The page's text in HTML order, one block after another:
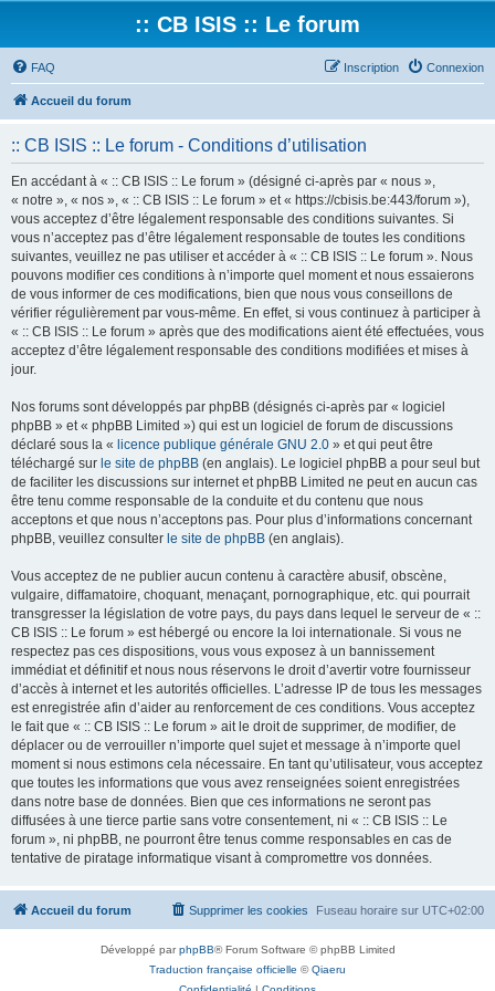
:: CB ISIS :: Le forum
FAQ Connexion
Inscription
Accueil du forum
:: CB ISIS :: Le forum - Conditions d’utilisation
En accédant à « :: CB ISIS :: Le forum » (désigné ci-après par « nous »,
« notre », « nos », « :: CB ISIS :: Le forum » et « https://cbisis.be:443/forum »),
vous acceptez d’être légalement responsable des conditions suivantes. Si
vous n’acceptez pas d’être légalement responsable de toutes les conditions
suivantes, veuillez ne pas utiliser et accéder à « :: CB ISIS :: Le forum ». Nous
pouvons modifier ces conditions à n’importe quel moment et nous essaierons
de vous informer de ces modifications, bien que nous vous conseillons de
vérifier régulièrement par vous-même. En effet, si vous continuez à participer à
« :: CB ISIS :: Le forum » après que des modifications aient été effectuées, vous
acceptez d’être légalement responsable des conditions modifiées et mises à
jour.
Nos forums sont développés par phpBB (désignés ci-après par « logiciel
phpBB » et « phpBB Limited ») qui est un logiciel de forum de discussions
déclaré sous la « licence publique générale GNU 2.0 » et qui peut être
téléchargé sur le site de phpBB (en anglais). Le logiciel phpBB a pour seul but
de faciliter les discussions sur internet et phpBB Limited ne peut en aucun cas
être tenu comme responsable de la conduite et du contenu que nous
acceptons et que nous n’acceptons pas. Pour plus d’informations concernant
phpBB, veuillez consulter le site de phpBB (en anglais).
Vous acceptez de ne publier aucun contenu à caractère abusif, obscène,
vulgaire, diffamatoire, choquant, menaçant, pornographique, etc. qui pourrait
transgresser la législation de votre pays, du pays dans lequel le serveur de « ::
CB ISIS :: Le forum » est hébergé ou encore la loi internationale. Si vous ne
respectez pas ces dispositions, vous vous exposez à un bannissement
immédiat et définitif et nous nous réservons le droit d’avertir votre fournisseur
d’accès à internet et les autorités officielles. L’adresse IP de tous les messages
est enregistrée afin d’aider au renforcement de ces conditions. Vous acceptez
le fait que « :: CB ISIS :: Le forum » ait le droit de supprimer, de modifier, de
déplacer ou de verrouiller n’importe quel sujet et message à n’importe quel
moment si nous estimons cela nécessaire. En tant qu’utilisateur, vous acceptez
que toutes les informations que vous avez renseignées soient enregistrées
dans notre base de données. Bien que ces informations ne seront pas
diffusées à une tierce partie sans votre consentement, ni « :: CB ISIS :: Le
forum », ni phpBB, ne pourront être tenus comme responsables en cas de
tentative de piratage informatique visant à compromettre vos données.
Accueil du forum Fuseau horaire sur UTC+02:00
Supprimer les cookies
Développé parphpBB® Forum Software © phpBB Limited
Traduction française officielle ©Qiaeru